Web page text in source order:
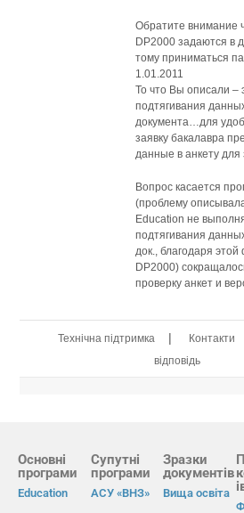
Обратите внимание
DP2000 задаются в
тому приниматься
1.01.2011
То что Вы описали –
подтягивания
документа…для
заявку бакалавра
данные в анкету для
Вопрос касается
(проблему
Education не
подтягивания
док., благодаря этой
DP2000)
проверку анкет и
Технічна підтримка | Контакти
відповідь
Основні
програми
Education
Супутні
програми
АСУ «ВНЗ»
Зразки
документів
Вища освіта